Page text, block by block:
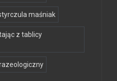
maśniak
z tablicy